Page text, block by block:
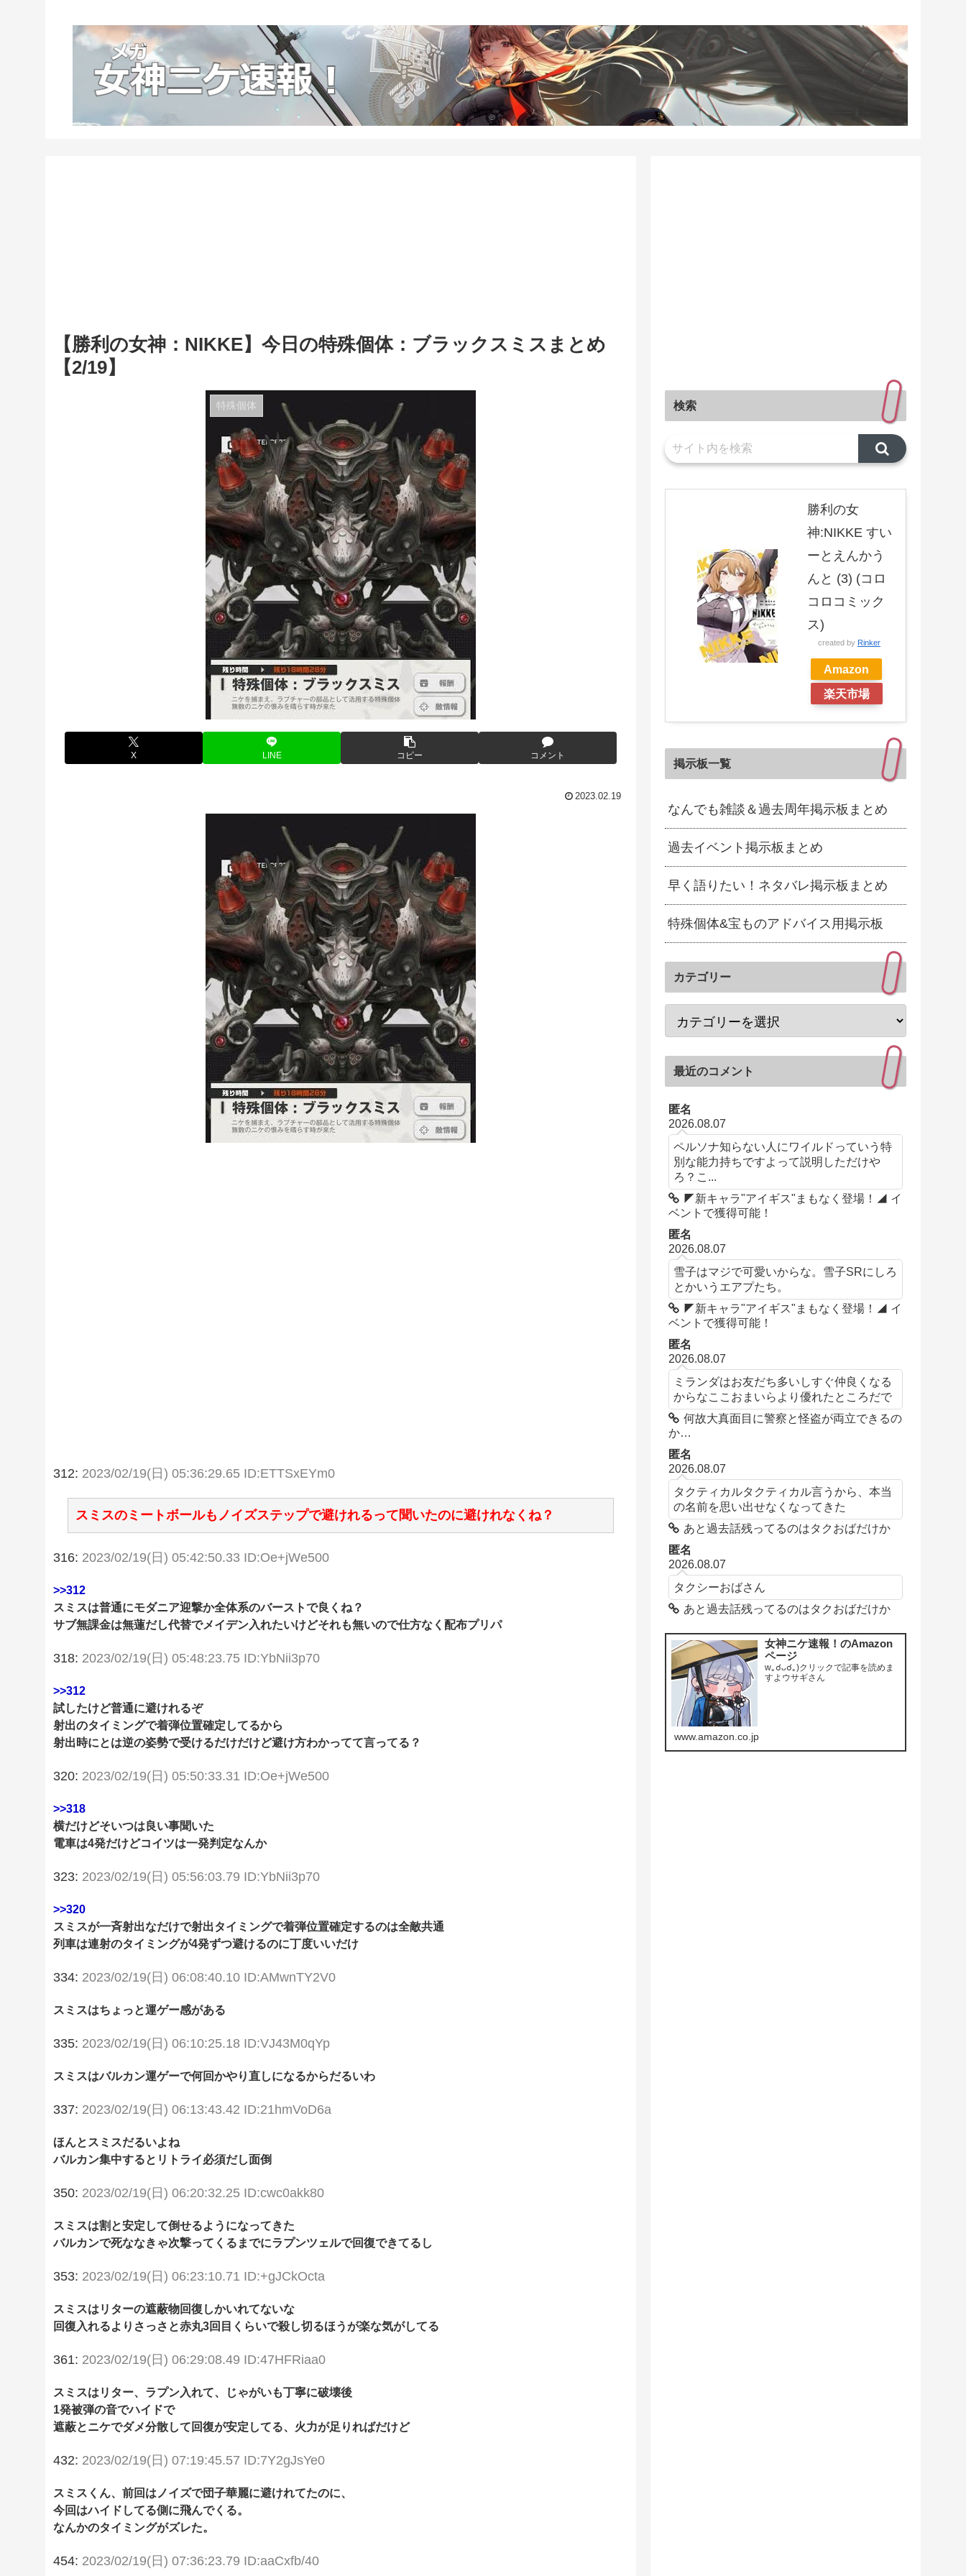
【勝利の女神：NIKKE】今日の特殊個体：ブラックスミスまとめ
【2/19】
特殊個体
X LINE コピー コメント
2023.02.19
312: 2023/02/19(日) 05:36:29.65 ID:ETTSxEYm0
スミスのミートボールもノイズステップで避けれるって聞いたのに避けれなくね？
316: 2023/02/19(日) 05:42:50.33 ID:Oe+jWe500
>>312
スミスは普通にモダニア迎撃か全体系のバーストで良くね？
サブ無課金は無蓮だし代替でメイデン入れたいけどそれも無いので仕方なく配布プリパ
318: 2023/02/19(日) 05:48:23.75 ID:YbNii3p70
>>312
試したけど普通に避けれるぞ
射出のタイミングで着弾位置確定してるから
射出時にとは逆の姿勢で受けるだけだけど避け方わかってて言ってる？
320: 2023/02/19(日) 05:50:33.31 ID:Oe+jWe500
>>318
横だけどそいつは良い事聞いた
電車は4発だけどコイツは一発判定なんか
323: 2023/02/19(日) 05:56:03.79 ID:YbNii3p70
>>320
スミスが一斉射出なだけで射出タイミングで着弾位置確定するのは全敵共通
列車は連射のタイミングが4発ずつ避けるのに丁度いいだけ
334: 2023/02/19(日) 06:08:40.10 ID:AMwnTY2V0
スミスはちょっと運ゲー感がある
335: 2023/02/19(日) 06:10:25.18 ID:VJ43M0qYp
スミスはバルカン運ゲーで何回かやり直しになるからだるいわ
337: 2023/02/19(日) 06:13:43.42 ID:21hmVoD6a
ほんとスミスだるいよね
バルカン集中するとリトライ必須だし面倒
350: 2023/02/19(日) 06:20:32.25 ID:cwc0akk80
スミスは割と安定して倒せるようになってきた
バルカンで死ななきゃ次撃ってくるまでにラプンツェルで回復できてるし
353: 2023/02/19(日) 06:23:10.71 ID:+gJCkOcta
スミスはリターの遮蔽物回復しかいれてないな
回復入れるよりさっさと赤丸3回目くらいで殺し切るほうが楽な気がしてる
361: 2023/02/19(日) 06:29:08.49 ID:47HFRiaa0
スミスはリター、ラプン入れて、じゃがいも丁寧に破壊後
1発被弾の音でハイドで
遮蔽とニケでダメ分散して回復が安定してる、火力が足りればだけど
432: 2023/02/19(日) 07:19:45.57 ID:7Y2gJsYe0
スミスくん、前回はノイズで団子華麗に避けれてたのに、
今回はハイドしてる側に飛んでくる。
なんかのタイミングがズレた。
454: 2023/02/19(日) 07:36:23.79 ID:aaCxfb/40
検索
勝利の女
神:NIKKE すい
ーとえんかう
んと (3) (コロ
コロコミック
ス)
created by Rinker
Amazon
楽天市場
掲示板一覧
なんでも雑談＆過去周年掲示板まとめ
過去イベント掲示板まとめ
早く語りたい！ネタバレ掲示板まとめ
特殊個体&宝ものアドバイス用掲示板
カテゴリー
最近のコメント
匿名
2026.08.07
ペルソナ知らない人にワイルドっていう特
別な能力持ちですよって説明しただけや
ろ？こ...
◤新キャラ"アイギス"まもなく登場！◢ イ
ベントで獲得可能！
匿名
2026.08.07
雪子はマジで可愛いからな。雪子SRにしろ
とかいうエアプたち。
◤新キャラ"アイギス"まもなく登場！◢ イ
ベントで獲得可能！
匿名
2026.08.07
ミランダはお友だち多いしすぐ仲良くなる
からなここおまいらより優れたところだで
何故大真面目に警察と怪盗が両立できるの
か…
匿名
2026.08.07
タクティカルタクティカル言うから、本当
の名前を思い出せなくなってきた
あと過去話残ってるのはタクおばだけか
匿名
2026.08.07
タクシーおばさん
あと過去話残ってるのはタクおばだけか
女神ニケ速報！のAmazon
ページ
w｡☌ᴗ☌｡)クリックで記事を読めま
すよウサギさん
www.amazon.co.jp